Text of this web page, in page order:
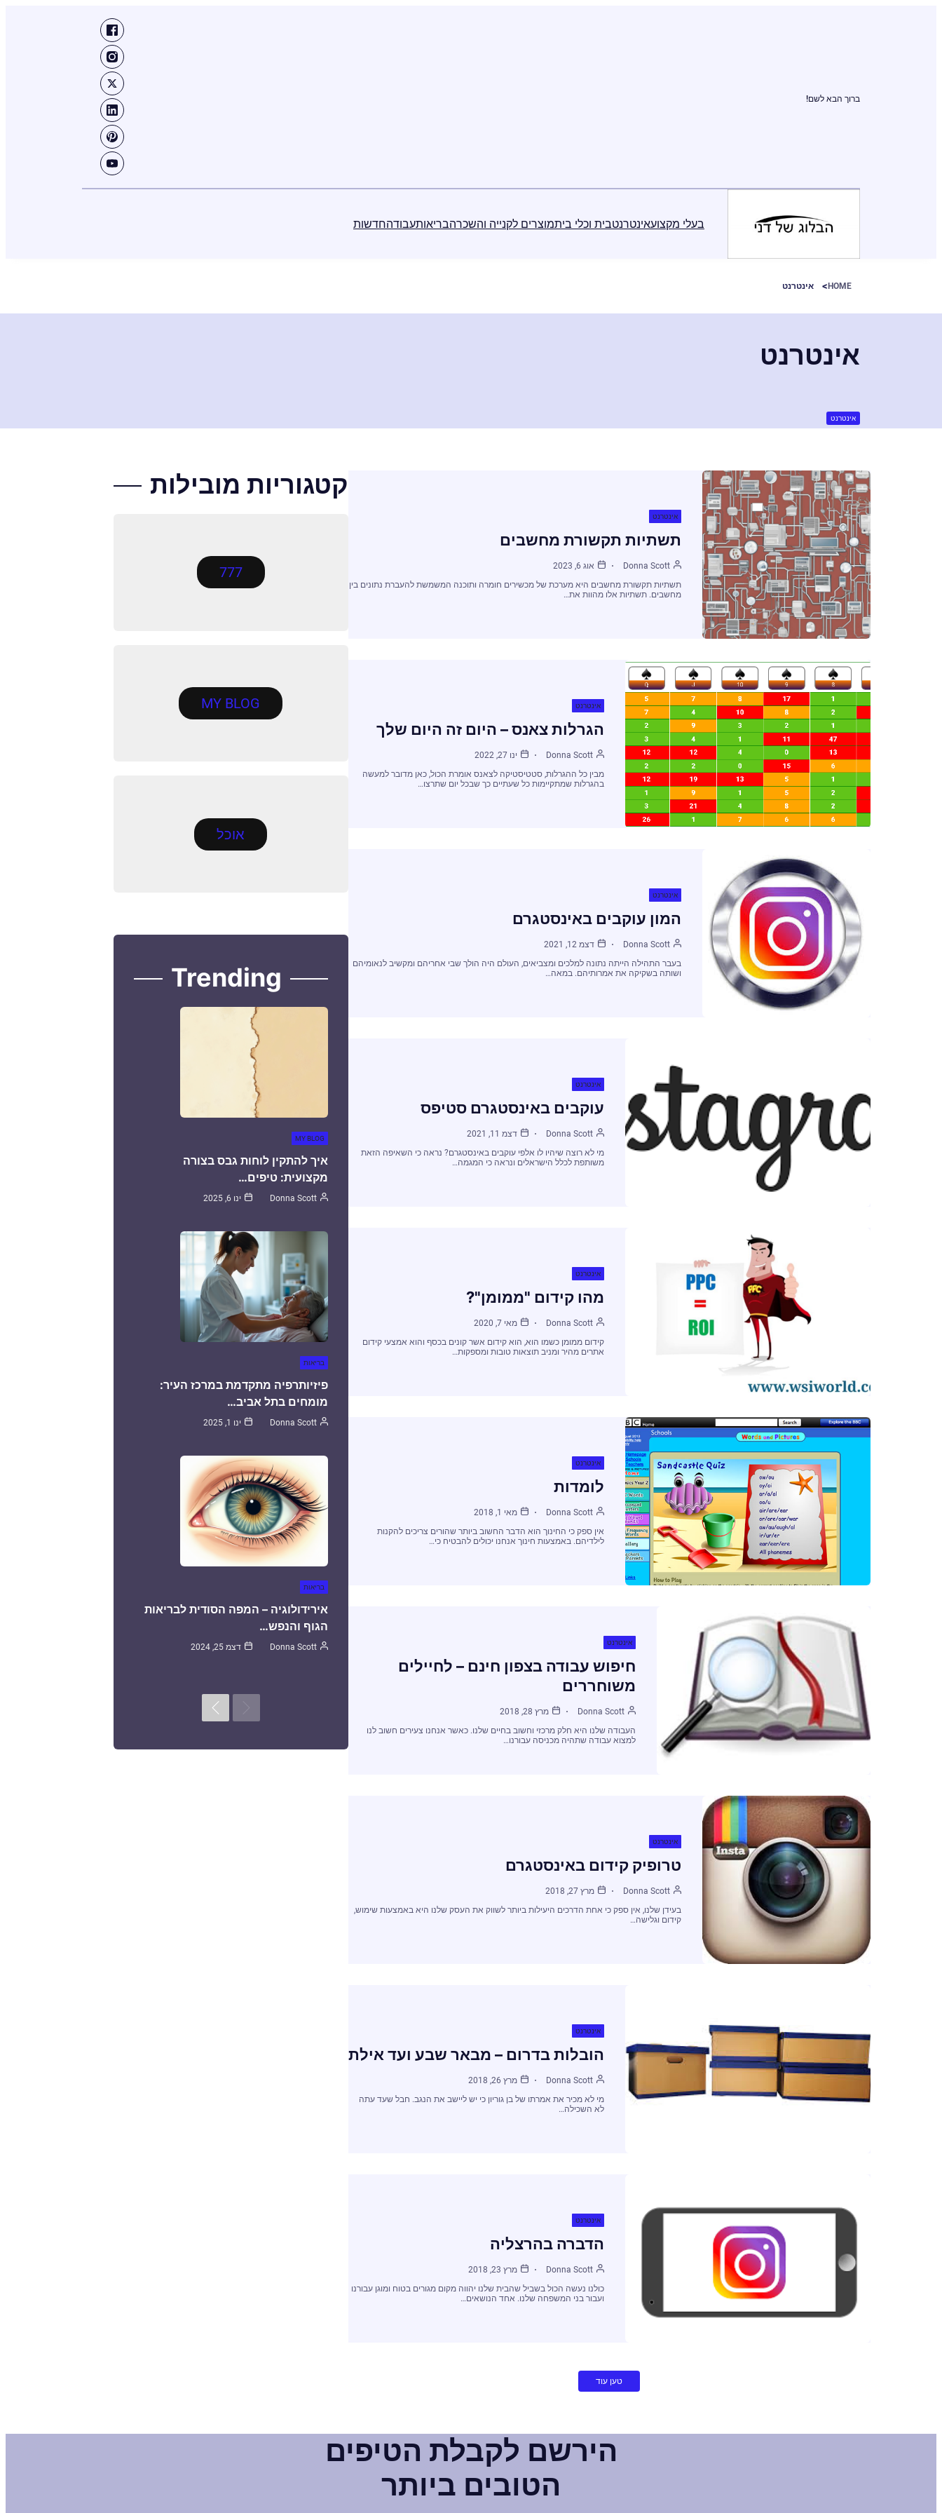
ברוך הבא לשם!
בעלי מקצועאינטרנטבית וכלי ביתמוצרים לקנייה והשכרהבריאותעבודהחדשות
HOME אינטרנט
אינטרנט
אינטרנט
אינטרנט
תשתיות תקשורת מחשבים
Donna Scott
אוג 6, 2023
תשתיות תקשורת מחשבים היא מערכת של מכשירים חומרה ותוכנה המשמשת להעברת נתונים בין
מחשבים. תשתיות אלו מהוות את…
אינטרנט
הגרלות צאנס – היום זה היום שלך
Donna Scott
ינו 27, 2022
מבין כל ההגרלות, סטטיסטיקה לצאנס אומרת הכול, כאן מדובר למעשה
בהגרלות שמתקיימות כל שעתיים כך שבכל יום שתרצו…
אינטרנט
המון עוקבים באינסטגרם
Donna Scott
דצמ 12, 2021
בעבר התהילה הייתה נתונה למלכים ומצביאים, העולם היה הולך שבי אחריהם ומקשיב לנאומיהם
ושותה בשקיקה את אמרותיהם. במאה…
אינטרנט
עוקבים באינסטגרם סטיפס
Donna Scott
דצמ 11, 2021
מי לא רוצה שיהיו לו אלפי עוקבים באינסטגרם? נראה כי השאיפה הזאת
משותפת לכלל הישראלים ונראה כי המגמה…
אינטרנט
מהו קידום "ממומן"?
Donna Scott
מאי 7, 2020
קידום ממומן כשמו הוא, הוא קידום אשר קונים בכסף והוא אמצעי קידום
אתרים מהיר ומניב תוצאות טובות ומספקות…
אינטרנט
לומדות
Donna Scott
מאי 1, 2018
אין ספק כי החינוך הוא הדבר החשוב ביותר שהורים צריכים להקנות
לילדיהם. באמצעות חינוך אנחנו יכולים להבטיח כי…
אינטרנט
חיפוש עבודה בצפון חינם – לחיילים
משוחררים
Donna Scott
מרץ 28, 2018
העבודה שלנו היא חלק מרכזי וחשוב בחיים שלנו. כאשר אנחנו צעירים חשוב לנו
למצוא עבודה שתהיה מכניסה עבורנו…
אינטרנט
טרופיק קידום באינסטגרם
Donna Scott
מרץ 27, 2018
בעידן שלנו, אין ספק כי אחת הדרכים היעילות ביותר לשווק את העסק שלנו היא באמצעות שימוש,
קידום וגלישה…
אינטרנט
הובלות בדרום – מבאר שבע ועד אילת
Donna Scott
מרץ 26, 2018
מי לא מכיר את אמרתו של בן גוריון כי יש ליישב את הנגב. חבל שעד עתה
לא השכילה…
אינטרנט
הדברה בהרצליה
Donna Scott
מרץ 23, 2018
כולנו נעשה הכול בשביל שהבית שלנו יהווה מקום מגורים בטוח ומוגן עבורנו
ועבור בני המשפחה שלנו. אחד הנושאים…
טען עוד
קטגוריות מובילות
777
MY BLOG
אוכל
Trending
MY BLOG
איך להתקין לוחות גבס בצורה
מקצועית: טיפים…
Donna Scott ינו 6, 2025
בריאות
פיזיותרפיה מתקדמת במרכז העיר:
מומחים בתל אביב…
Donna Scott ינו 1, 2025
בריאות
אירידולוגיה – המפה הסודית לבריאות
הגוף והנפש…
Donna Scott דצמ 25, 2024
Previous
Next
הירשם לקבלת הטיפים
הטובים ביותר